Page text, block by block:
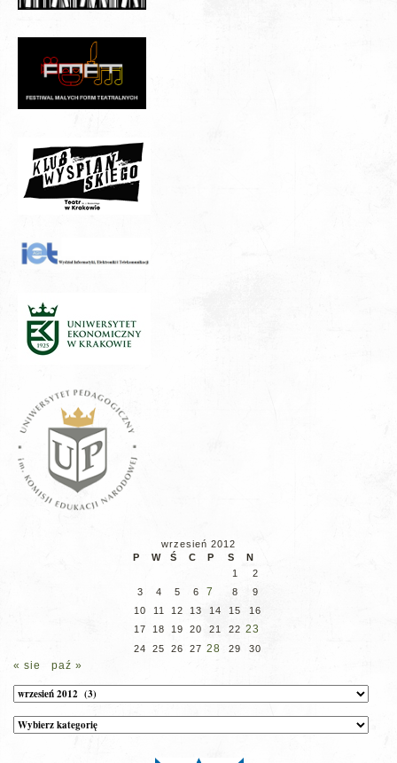
wrzesień 2012
P
W Ś C P S
N
1
2
3
4 5 6 7 8
9
10
11 12 13 14 15
16
17
18 19 20 21 22 23
24 25 26 27 28 29 30
« sie paź »
Archiwum
Kategorie
wpisów